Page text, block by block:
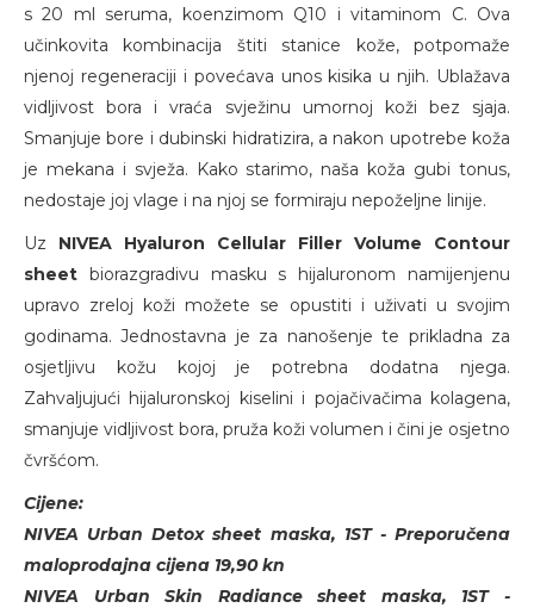
s 20 ml seruma, koenzimom Q10 i vitaminom C. Ova
učinkovita kombinacija štiti stanice kože, potpomaže
njenoj regeneraciji i povećava unos kisika u njih. Ublažava
vidljivost bora i vraća svježinu umornoj koži bez sjaja.
Smanjuje bore i dubinski hidratizira, a nakon upotrebe koža
je mekana i svježa. Kako starimo, naša koža gubi tonus,
nedostaje joj vlage i na njoj se formiraju nepoželjne linije.
Uz NIVEA Hyaluron Cellular Filler Volume Contour
sheet biorazgradivu masku s hijaluronom namijenjenu
upravo zreloj koži možete se opustiti i uživati u svojim
godinama. Jednostavna je za nanošenje te prikladna za
osjetljivu kožu kojoj je potrebna dodatna njega.
Zahvaljujući hijaluronskoj kiselini i pojačivačima kolagena,
smanjuje vidljivost bora, pruža koži volumen i čini je osjetno
čvršćom.
Cijene:
NIVEA Urban Detox sheet maska, 1ST - Preporučena
maloprodajna cijena 19,90 kn
NIVEA Urban Skin Radiance sheet maska, 1ST -